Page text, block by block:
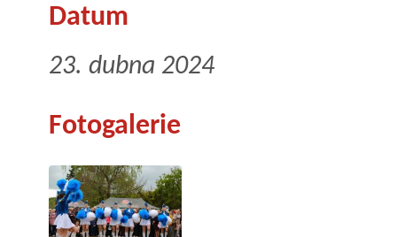
Datum
23. dubna 2024
Fotogalerie